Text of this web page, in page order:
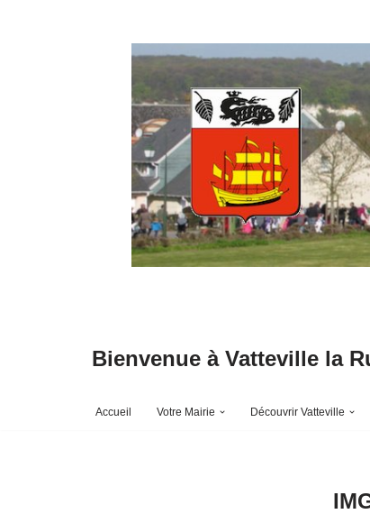
Bienvenue à Vatteville la
Accueil Votre Mairie Découvrir Vatteville